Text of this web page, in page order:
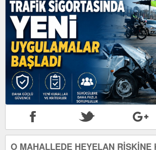
O MAHALLEDE HEYELAN RİSKİNE